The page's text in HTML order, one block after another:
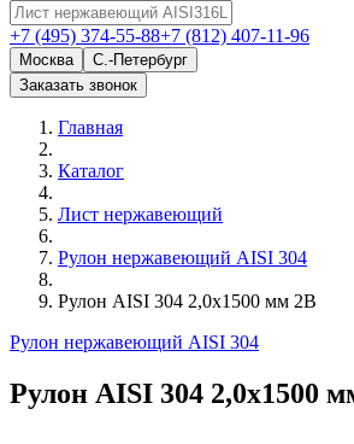
+7 (495) 374-55-88+7 (812) 407-11-96
Москва
С.-Петербург
Заказать звонок
Главная
Каталог
Лист нержавеющий
Рулон нержавеющий AISI 304
Рулон AISI 304 2,0х1500 мм 2B
Рулон нержавеющий AISI 304
Рулон AISI 304 2,0х1500